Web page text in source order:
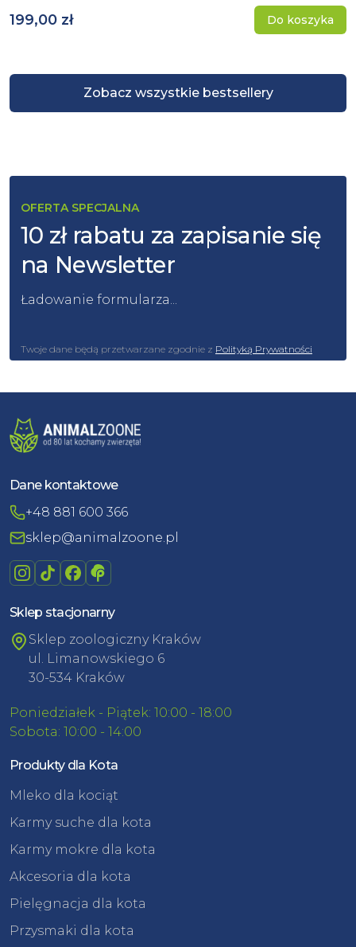
Zobacz wszystkie bestsellery
199,00 zł Do koszyka
OFERTA SPECJALNA
10 zł rabatu za zapisanie się
na Newsletter
Ładowanie formularza...
Twoje dane będą przetwarzane zgodnie z Polityką Prywatności
Dane kontaktowe
+48 881 600 366
sklep@animalzoone.pl
Sklep stacjonarny
Sklep zoologiczny Kraków
ul. Limanowskiego 6
30-534 Kraków
Poniedziałek - Piątek: 10:00 - 18:00
Sobota: 10:00 - 14:00
Produkty dla Kota
Mleko dla kociąt
Karmy suche dla kota
Karmy mokre dla kota
Akcesoria dla kota
Pielęgnacja dla kota
Przysmaki dla kota